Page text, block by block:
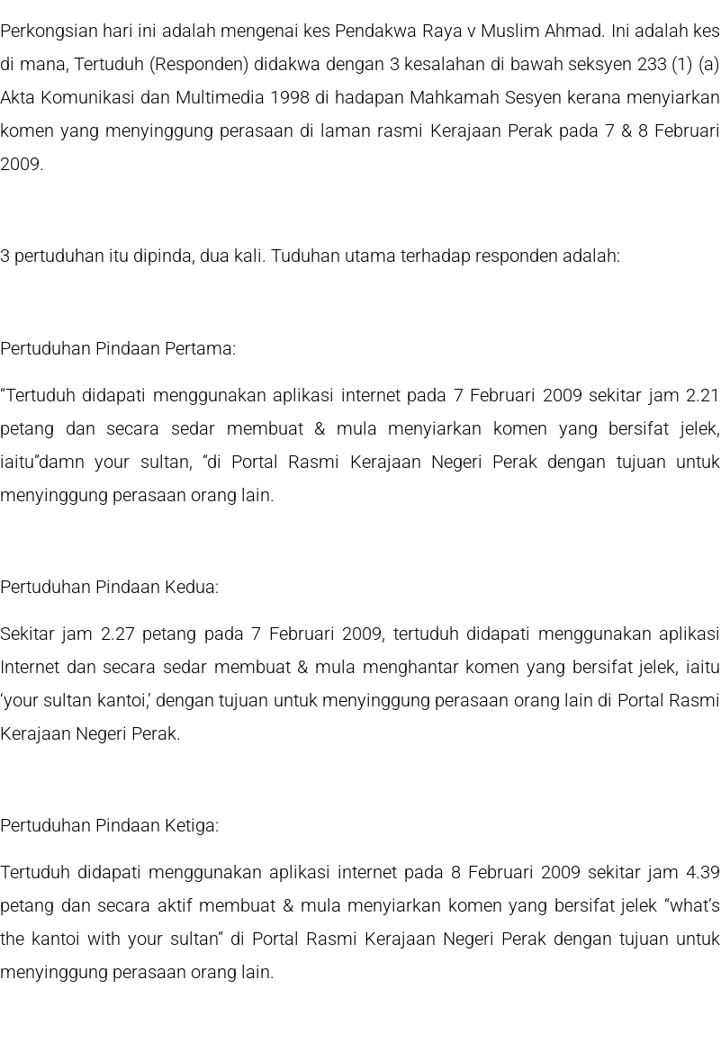
Perkongsian hari ini adalah mengenai kes Pendakwa Raya v Muslim Ahmad. Ini adalah kes
di mana, Tertuduh (Responden) didakwa dengan 3 kesalahan di bawah seksyen 233 (1) (a)
Akta Komunikasi dan Multimedia 1998 di hadapan Mahkamah Sesyen kerana menyiarkan
komen yang menyinggung perasaan di laman rasmi Kerajaan Perak pada 7 & 8 Februari
2009.
3 pertuduhan itu dipinda, dua kali. Tuduhan utama terhadap responden adalah:
Pertuduhan Pindaan Pertama:
“Tertuduh didapati menggunakan aplikasi internet pada 7 Februari 2009 sekitar jam 2.21
petang dan secara sedar membuat & mula menyiarkan komen yang bersifat jelek,
iaitu”damn your sultan, “di Portal Rasmi Kerajaan Negeri Perak dengan tujuan untuk
menyinggung perasaan orang lain.
Pertuduhan Pindaan Kedua:
Sekitar jam 2.27 petang pada 7 Februari 2009, tertuduh didapati menggunakan aplikasi
Internet dan secara sedar membuat & mula menghantar komen yang bersifat jelek, iaitu
‘your sultan kantoi,’ dengan tujuan untuk menyinggung perasaan orang lain di Portal Rasmi
Kerajaan Negeri Perak.
Pertuduhan Pindaan Ketiga:
Tertuduh didapati menggunakan aplikasi internet pada 8 Februari 2009 sekitar jam 4.39
petang dan secara aktif membuat & mula menyiarkan komen yang bersifat jelek “what’s
the kantoi with your sultan” di Portal Rasmi Kerajaan Negeri Perak dengan tujuan untuk
menyinggung perasaan orang lain.